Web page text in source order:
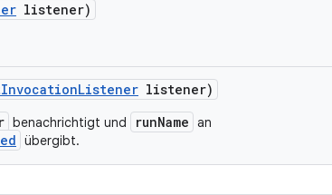
listener)
InvocationListener listener)
benachrichtigt und runName an
übergibt.